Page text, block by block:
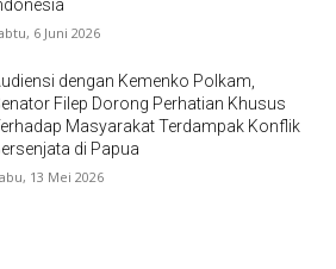
6 Juni 2026
dengan Kemenko Polkam,
Filep Dorong Perhatian Khusus
Masyarakat Terdampak Konflik
di Papua
13 Mei 2026